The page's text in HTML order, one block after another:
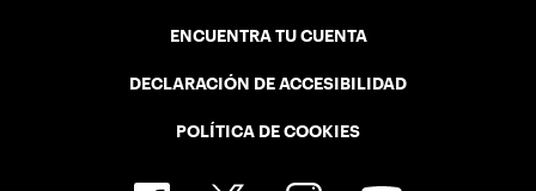
ENCUENTRA TU CUENTA
DECLARACIÓN DE ACCESIBILIDAD
POLÍTICA DE COOKIES